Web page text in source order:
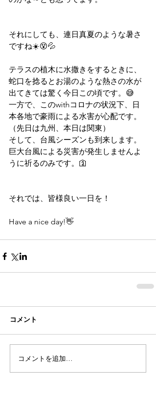
それにしても、連日真夏のような暑さ
ですね☀️😵💦
テラスの植木に水撒きをするときに、
蛇口を捻るとお湯のような熱さの水が
出てきては驚く今日この頃です。😅
一方で、このwithコロナの状況下、日
本各地で豪雨による水害が心配です。
（先日は九州、本日は関東）
そして、台風シーズンも到来します。
巨大台風による災害が発生しませんよ
うに祈るのみです。🛐
それでは、皆様良い一日を！
Have a nice day!👋
コメント
コメントを追加…